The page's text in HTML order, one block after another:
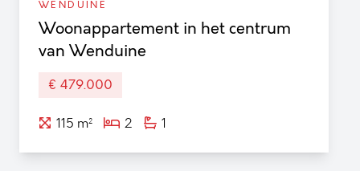
WENDUINE
Woonappartement in het centrum
van Wenduine
€ 479.000
115 m² 2 1